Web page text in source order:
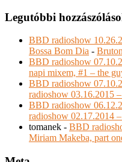
Legutóbbi
BBD radioshow
Bossa Bom Dia -
BBD radioshow
napi mixem, #1 – the
BBD radioshow
radioshow 03.16.2015
BBD radioshow
radioshow 02.17.2014
tomanek - BBD
Miriam Makeba, part